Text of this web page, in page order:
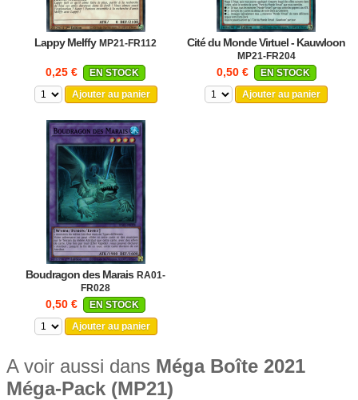
Lappy Melffy MP21-FR112
0,25 €
EN STOCK
Ajouter au panier
Cité du Monde Virtuel - Kauwloon
MP21-FR204
0,50 €
EN STOCK
Ajouter au panier
Boudragon des Marais RA01-
FR028
0,50 €
EN STOCK
Ajouter au panier
A voir aussi dans Méga Boîte 2021
Méga-Pack (MP21)